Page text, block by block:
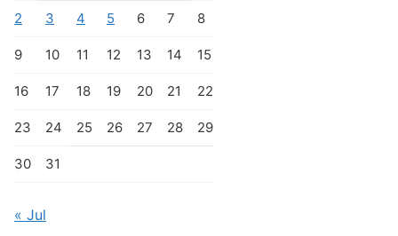
2 3 4 5 6 7 8
9 10 11 12 13 14 15
16 17 18 19 20 21 22
23 24 25 26 27 28 29
30 31
« Jul